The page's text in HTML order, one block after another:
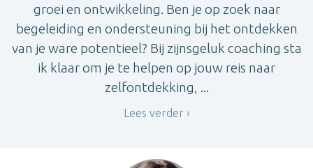
groei en ontwikkeling. Ben je op zoek naar
begeleiding en ondersteuning bij het ontdekken
van je ware potentieel? Bij zijnsgeluk coaching sta
ik klaar om je te helpen op jouw reis naar
zelfontdekking, ...
Lees verder